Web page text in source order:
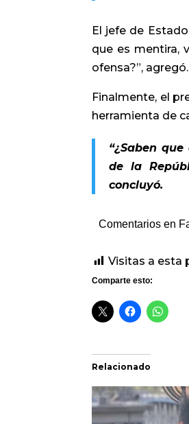
El jefe de
que es mentira,
ofensa?”, agregó.
Finalmente, el
herramienta de
“¿Saben
de la
concluyó.
Comentarios en
Visitas a esta
Comparte esto:
Relacionado